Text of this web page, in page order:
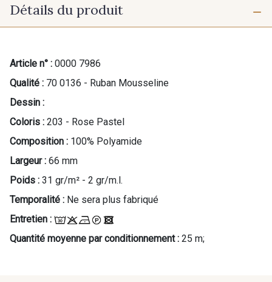
Détails du produit
Article n° : 0000 7986
Qualité : 70 0136 - Ruban Mousseline
Dessin :
Coloris : 203 - Rose Pastel
Composition : 100% Polyamide
Largeur : 66 mm
Poids : 31 gr/m² - 2 gr/m.l.
Temporalité : Ne sera plus fabriqué
Entretien :
Quantité moyenne par conditionnement : 25 m;